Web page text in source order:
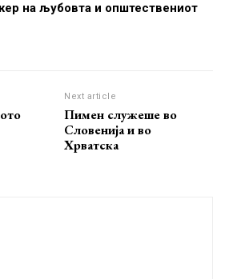
на љубовта и општествениот
Next article
Пимен служеше во
Словенија и во
Хрватска